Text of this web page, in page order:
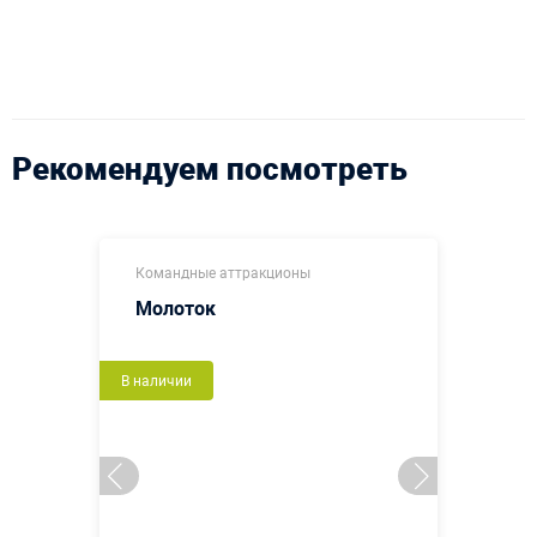
Рекомендуем посмотреть
Командные аттракционы
Молоток
В наличии